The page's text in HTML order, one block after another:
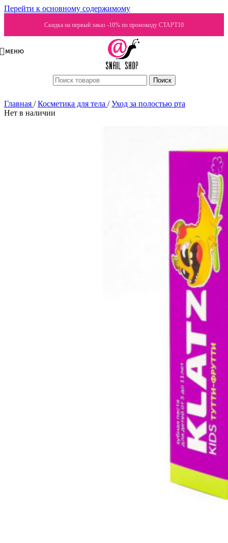
Перейти к основному содержимому
Скидка на первый заказ -10% по промокоду СТАРТ10
МЕНЮ
Поиск
Главная / Косметика для тела / Уход за полостью рта
Нет в наличии